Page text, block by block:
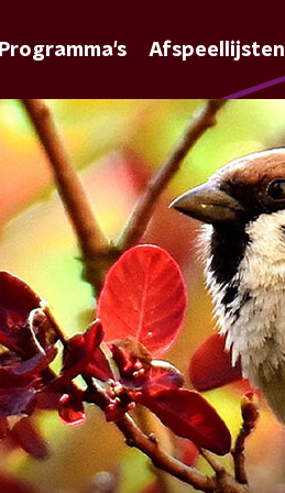
Programma's Afspeellijsten